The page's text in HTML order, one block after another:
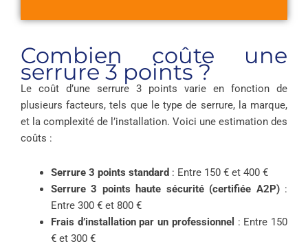
Combien coûte une
serrure 3 points ?
Le coût d’une serrure 3 points varie en fonction de
plusieurs facteurs, tels que le type de serrure, la marque,
et la complexité de l’installation. Voici une estimation des
coûts :
Serrure 3 points standard : Entre 150 € et 400 €
Serrure 3 points haute sécurité (certifiée A2P):
Entre 300 € et 800 €
Frais d’installation par un professionnel : Entre 150
€ et 300 €